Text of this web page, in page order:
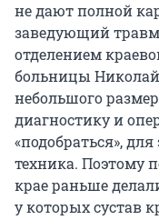
не дают полной
заведующий
отделением
больницы
небольшого
диагностику и
«подобраться»,
техника. Поэтому
крае раньше
у которых сустав